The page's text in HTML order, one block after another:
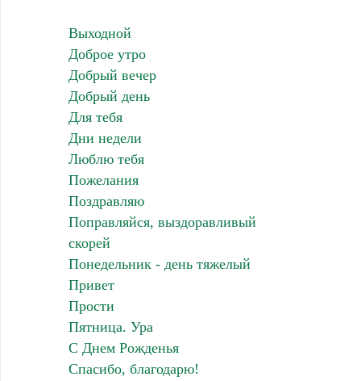
Выходной
Доброе утро
Добрый вечер
Добрый день
Для тебя
Дни недели
Люблю тебя
Пожелания
Поздравляю
Поправляйся, выздоравливый
скорей
Понедельник - день тяжелый
Привет
Прости
Пятница. Ура
С Днем Рожденья
Спасибо, благодарю!